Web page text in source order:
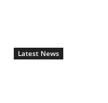
Latest News